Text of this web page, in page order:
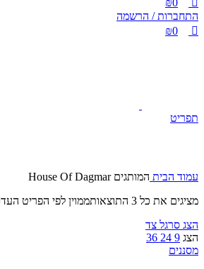
₪0
התחברות / הרשמה
₪0
תפריט
עמוד הבית המותגיםHouse Of Dagmar
מציגים את כל ⁦3⁩ התוצאות
ממוין לפי הפריט
הצג סרגל צד
הצג 9
24
36
מסננים